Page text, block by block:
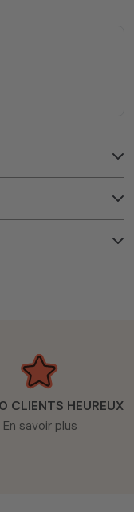
CLIENTS HEUREUX
En savoir plus